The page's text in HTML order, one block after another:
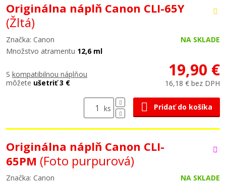
Originálna náplň Canon CLI-65Y
(Žltá)
Značka: Canon
NA SKLADE
Množstvo atramentu 12,6 ml
S kompatibilnou náplňou
môžete ušetriť 3 €
19,90 €
16,18 € bez DPH
ks Pridať do košíka
Originálna náplň Canon CLI-
65PM (Foto purpurová)
Značka: Canon
NA SKLADE